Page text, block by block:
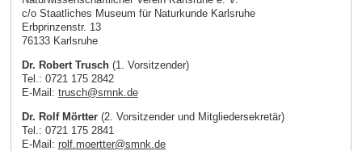
c/o Staatliches Museum für Naturkunde Karlsruhe
Erbprinzenstr. 13
76133 Karlsruhe
Dr. Robert Trusch(1. Vorsitzender)
Tel.: 0721 175 2842
E-Mail: trusch@smnk de
Dr. Rolf Mörtter (2. Vorsitzender und Mitgliedersekretär)
Tel.: 0721 175 2841
E-Mail: rolf.moertter@smnk de